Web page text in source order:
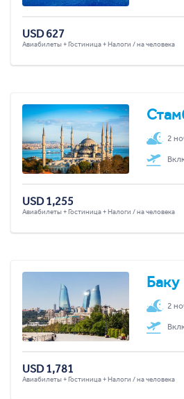
USD 627
Авиабилеты + Гостиница + Налоги / на человека
2
USD 1,255
Авиабилеты + Гостиница + Налоги / на человека
Баку
2
USD 1,781
Авиабилеты + Гостиница + Налоги / на человека